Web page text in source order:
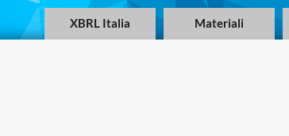
XBRL Italia Materiali